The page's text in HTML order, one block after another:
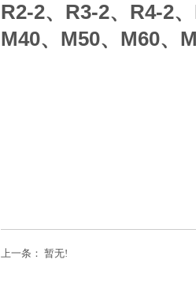
R2-2、R3-2、R4-2
M40、M50、M60、
上一条： 暂无!